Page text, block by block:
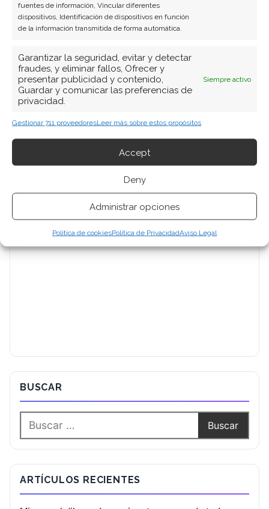
fuentes de información, Vincular diferentes
dispositivos, Identificación de dispositivos en función
de la información transmitida de forma automática.
Garantizar la seguridad, evitar y detectar
fraudes, y eliminar fallos, Ofrecer y
presentar publicidad y contenido,
Guardar y comunicar las preferencias de
privacidad.
Siempre activo
Gestionar 711 proveedoresLeer más sobre estos propósitos
Accept
Deny
Administrar opciones
Política de cookiesPolítica de PrivacidadAviso Legal
BUSCAR
ARTÍCULOS RECIENTES